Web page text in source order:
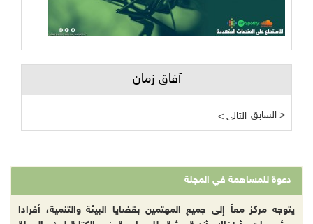
آفاق زمان
< التالي السابق >
دعوة للمساهمة في المجلة
يتوجه مركز معاً إلى جميع المهتمين بقضايا البيئة والتنمية، أفرادا